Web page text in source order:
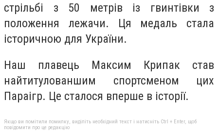
стрільбі з 50 метрів із гвинтівки з
положення лежачи. Ця медаль стала
історичною для України.
Наш плавець Максим Крипак став
найтитулованшим спортсменом цих
Параігр. Це сталося вперше в історії.
Якщо ви помітили помилку, виділіть необхідний текст і натисніть Ctrl + Enter, щоб
повідомити про це редакцію